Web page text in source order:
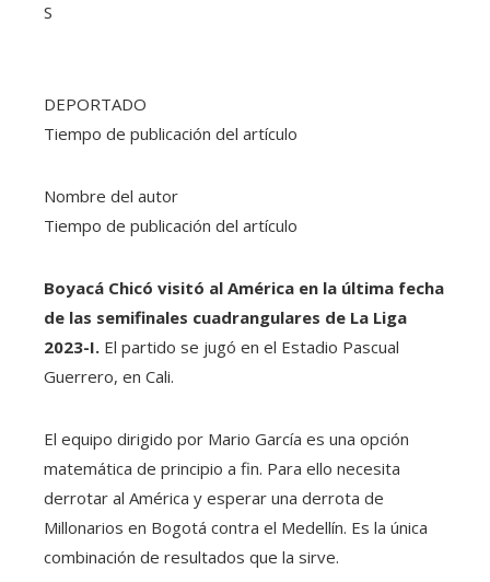
S
DEPORTADO
Tiempo de publicación del artículo
Nombre del autor
Tiempo de publicación del artículo
Boyacá Chicó visitó al América en la última fecha
de las semifinales cuadrangulares de La Liga
2023-I. El partido se jugó en el Estadio Pascual
Guerrero, en Cali.
El equipo dirigido por Mario García es una opción
matemática de principio a fin. Para ello necesita
derrotar al América y esperar una derrota de
Millonarios en Bogotá contra el Medellín. Es la única
combinación de resultados que la sirve.